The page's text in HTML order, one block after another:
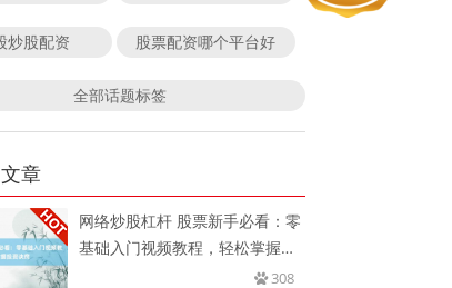
炒股配资 股票配资哪个平台好
全部话题标签
章
网络炒股杠杆 股票新手必看：零
基础入门视频教程，轻松掌握投
308